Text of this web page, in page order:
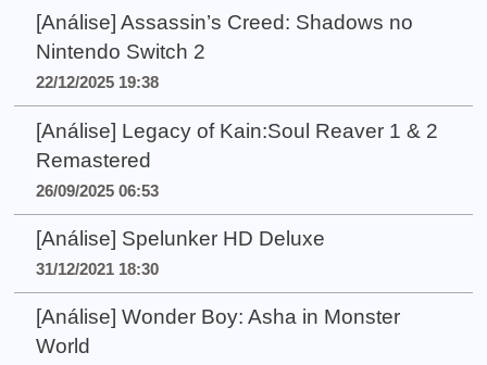
[Análise] Assassin’s Creed: Shadows no
Nintendo Switch 2
22/12/2025 19:38
[Análise] Legacy of Kain:Soul Reaver 1 & 2
Remastered
26/09/2025 06:53
[Análise] Spelunker HD Deluxe
31/12/2021 18:30
[Análise] Wonder Boy: Asha in Monster
World